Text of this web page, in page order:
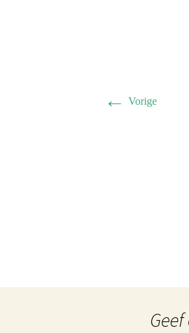
← Vorige